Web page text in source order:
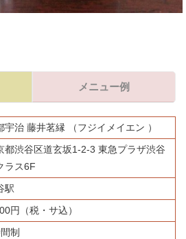
メニュー例
宇治 藤井茗縁 （フジイメイエン ）
都渋谷区道玄坂1-2-3 東急プラザ渋谷
ラス6F
駅
円（税・サ込）
制